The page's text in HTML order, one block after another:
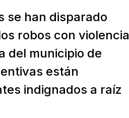
se han disparado
robos con violencia
del municipio de
están
indignados a raíz